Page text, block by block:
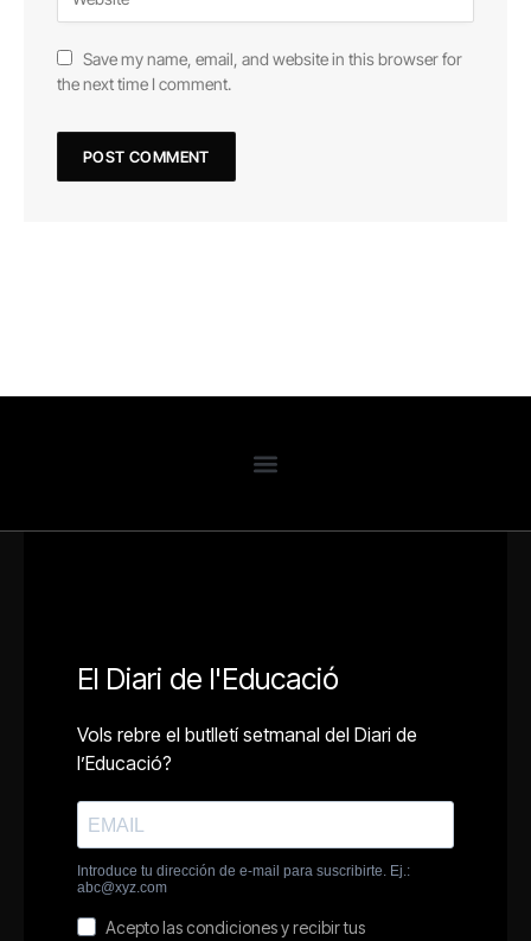
Save my name, email, and website in this browser for
the next time I comment.